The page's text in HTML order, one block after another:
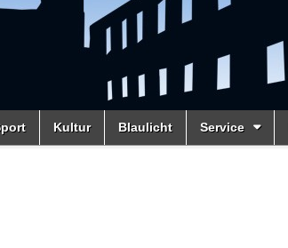
Kultur Blaulicht Service